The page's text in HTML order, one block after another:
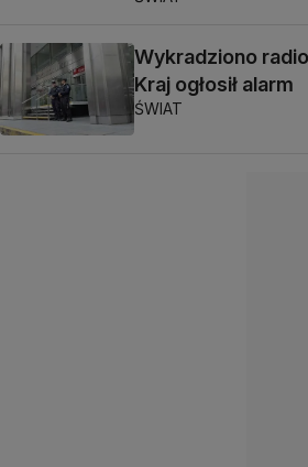
Wykradziono
Kraj ogłosił alarm
ŚWIAT